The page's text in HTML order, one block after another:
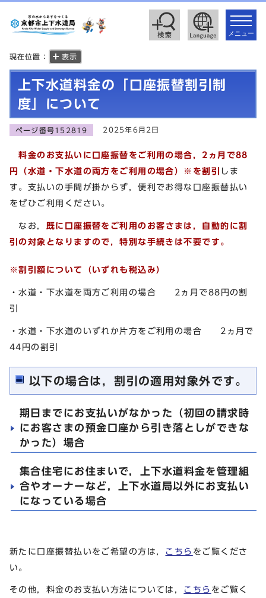
toggle
メニュー
現在位置： 表示
上下水道料金の「口座振替割引制
度」について
ページ番号152819 2025年6月2日
料金のお支払いに口座振替をご利用の場合，2ヵ月で88
円（水道・下水道の両方をご利用の場合）
※ を割引
しま
す。支払いの手間が掛からず，便利でお得な口座振替払い
をぜひご利用ください。
なお，
既に口座振替をご利用のお客さまは，自動的に割
引の対象となりますので，特別な手続きは不要です。
※割引額について（いずれも税込み）
・水道・下水道を両方ご利用の場合 2ヵ月で88円の割
引
・水道・下水道のいずれか片方をご利用の場合 2ヵ月で
44円の割引
以下の場合は，割引の適用対象外です。
期日までにお支払いがなかった（初回の請求時
にお客さまの預金口座から引き落としができな
かった）場合
集合住宅にお住まいで，上下水道料金を管理組
合やオーナーなど，上下水道局以外にお支払い
になっている場合
新たに口座振替払いをご希望の方は， こちら をご覧くださ
い。
その他，料金のお支払い方法については， こちら をご覧く